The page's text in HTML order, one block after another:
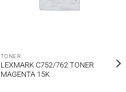
TONER
LEXMARK C752/762 TONER
MAGENTA 15K